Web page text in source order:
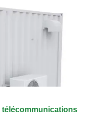
télécommunications